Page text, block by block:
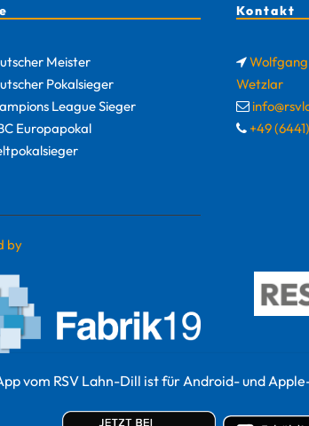
Meister
Pokalsieger
League Sieger
Europapokal
by
Kontakt
Wetzlar
+49
vom RSV Lahn-Dill ist für Android- und